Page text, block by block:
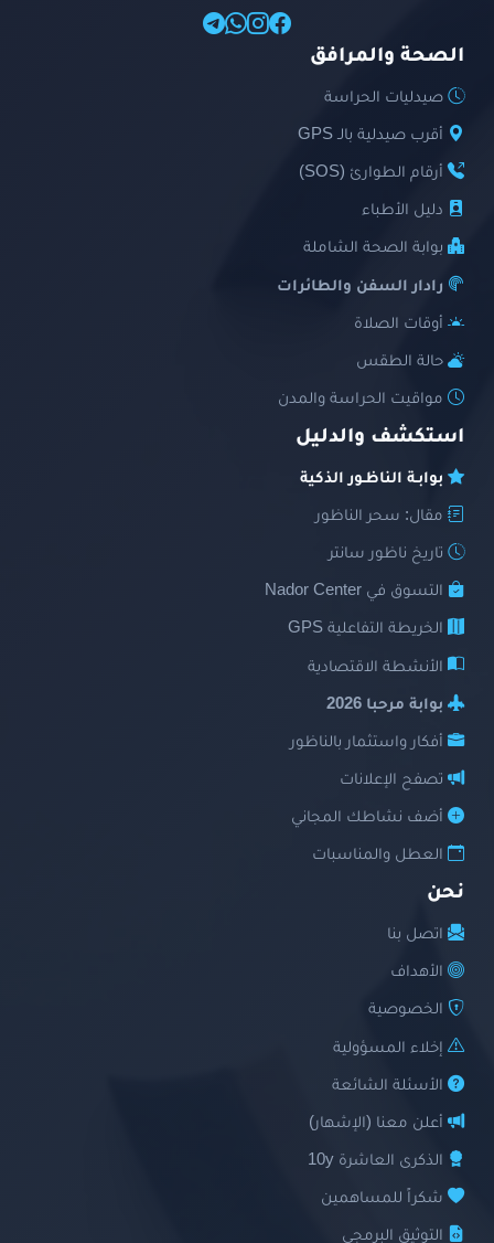
الصحة والمرافق
صيدليات الحراسة
أقرب صيدلية بالـ GPS
أرقام الطوارئ (SOS)
دليل الأطباء
بوابة الصحة الشاملة
رادار السفن والطائرات
أوقات الصلاة
حالة الطقس
مواقيت الحراسة والمدن
استكشف والدليل
بوابـة الناظـور الذكية
مقال: سحر الناظور
تاريخ ناظور سانتر
التسوق في Nador Center
الخريطة التفاعلية GPS
الأنشطة الاقتصادية
بوابة مرحبا 2026
أفكار واستثمار بالناظور
تصفح الإعلانات
أضف نشاطك المجاني
العطل والمناسبات
نحن
اتصل بنا
الأهداف
الخصوصية
إخلاء المسؤولية
الأسئلة الشائعة
أعلن معنا (الإشهار)
الذكرى العاشرة 10y
شكراً للمساهمين
التوثيق البرمجي